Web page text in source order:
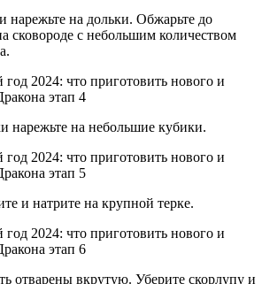
нарежьте на дольки. Обжарьте до
сковороде с небольшим количеством
нарежьте на небольшие кубики.
и натрите на крупной терке.
отварены вкрутую. Уберите скорлупу и